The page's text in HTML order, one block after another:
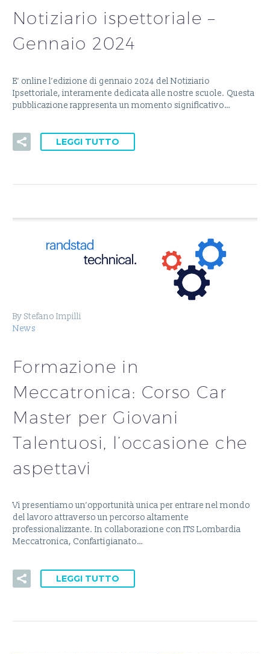
Notiziario ispettoriale –
Gennaio 2024
E’ online l’edizione di gennaio 2024 del Notiziario
Ipsettoriale, interamente dedicata alle nostre scuole. Questa
pubblicazione rappresenta un momento significativo…
LEGGI TUTTO
By Stefano Impilli
News
Formazione in
Meccatronica: Corso Car
Master per Giovani
Talentuosi, l’occasione che
aspettavi
Vi presentiamo un’opportunità unica per entrare nel mondo
del lavoro attraverso un percorso altamente
professionalizzante. In collaborazione con ITS Lombardia
Meccatronica, Confartigianato…
LEGGI TUTTO